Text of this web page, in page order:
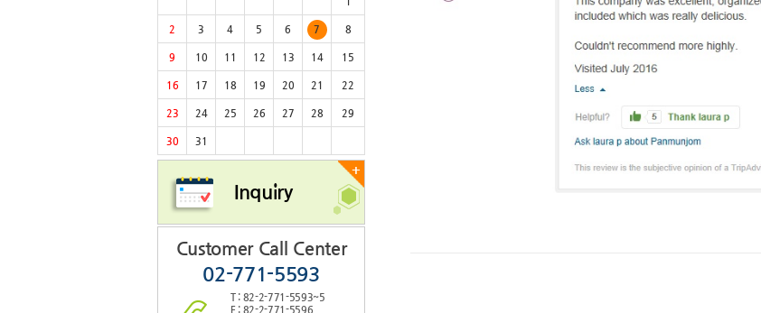
2 3 4 5 6 7 8
9 10 11 12 13 14 15
16 17 18 19 20 21 22
23 24 25 26 27 28 29
30 31
+
Inquiry
Customer Call Center
02-771-5593
T : 82-2-771-5593~5
F : 82-2-771-5596